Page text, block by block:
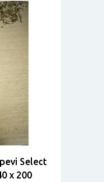
Select
x 200